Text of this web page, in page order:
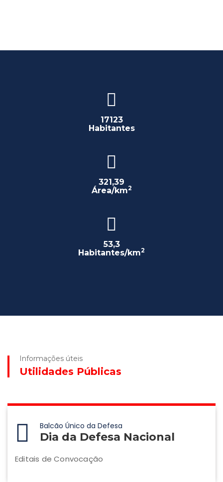
17123
Habitantes
321,39
Área/km2
53,3
Habitantes/km2
Informações úteis
Utilidades Públicas
Balcão Único da Defesa
Dia da Defesa Nacional
Editais de Convocação